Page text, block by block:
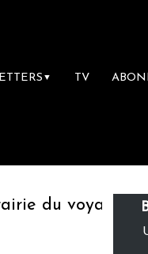
▼ TV
du voyage